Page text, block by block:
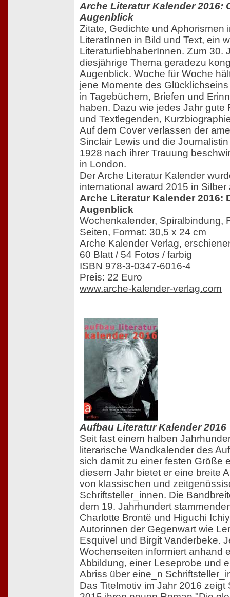
Arche Literatur Kalender 2016:
Augenblick
Zitate, Gedichte und Aphorismen
LiteratInnen in Bild und Text, ein
LiteraturliebhaberInnen. Zum 30.
diesjährige Thema geradezu
Augenblick. Woche für Woche
jene Momente des
in Tagebüchern, Briefen und
haben. Dazu wie jedes Jahr gute
und Textlegenden,
Auf dem Cover verlassen der
Sinclair Lewis und die
1928 nach ihrer Trauung
in London.
Der Arche Literatur Kalender
international award 2015 in
Arche Literatur Kalender 2016:
Augenblick
Wochenkalender, Spiralbindung,
Seiten, Format: 30,5 x 24 cm
Arche Kalender Verlag,
60 Blatt / 54 Fotos / farbig
ISBN 978-3-0347-6016-4
Preis: 22 Euro
www.arche-kalender-verlag.com
Aufbau Literatur Kalender 2016
Seit fast einem halben
literarische Wandkalender des
sich damit zu einer festen Größe
diesem Jahr bietet er eine breite
von klassischen und
Schriftsteller_innen. Die
dem 19. Jahrhundert
Charlotte Brontë und Higuchi
Autorinnen der Gegenwart wie
Esquivel und Birgit Vanderbeke.
Wochenseiten informiert anhand
Abbildung, einer Leseprobe und
Abriss über eine_n
Das Titelmotiv im Jahr 2016 zeigt